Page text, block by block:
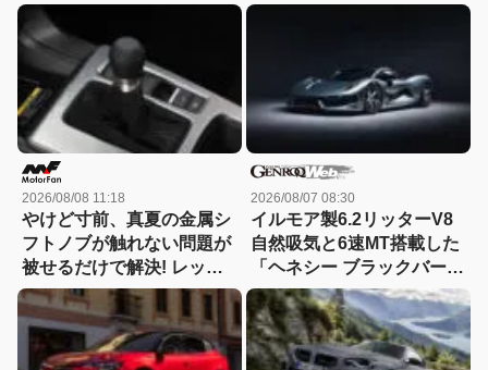
2026/08/08 11:18
やけど寸前、真夏の金属シ
フトノブが触れない問題が
被せるだけで解決! レッツ
ォのシリコンカバーが夏も
冬も快適すぎる! 【CAR
MONO図鑑】
2026/08/07 08:30
イルモア製6.2リッターV8
自然吸気と6速MT搭載した
「ヘネシー ブラックバー
ド」がデビュー【動画】